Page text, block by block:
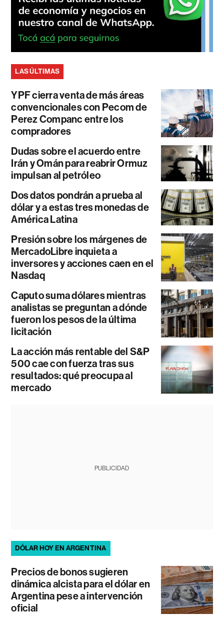
LAS ÚLTIMAS
YPF cierra venta de más áreas
convencionales con Pecom de
Perez Companc entre los
compradores
Dudas sobre el acuerdo entre
Irán y Omán para reabrir Ormuz
impulsan al petróleo
Dos datos pondrán a prueba al
dólar y a estas tres monedas de
América Latina
Presión sobre los márgenes de
MercadoLibre inquieta a
inversores y acciones caen en el
Nasdaq
Caputo suma dólares mientras
analistas se preguntan a dónde
fueron los pesos de la última
licitación
La acción más rentable del S&P
500 cae con fuerza tras sus
resultados: qué preocupa al
mercado
PUBLICIDAD
DÓLAR HOY EN ARGENTINA
Precios de bonos sugieren
dinámica alcista para el dólar en
Argentina pese a intervención
oficial